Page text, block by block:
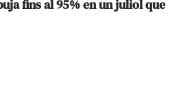
fins al 95% en un juliol que